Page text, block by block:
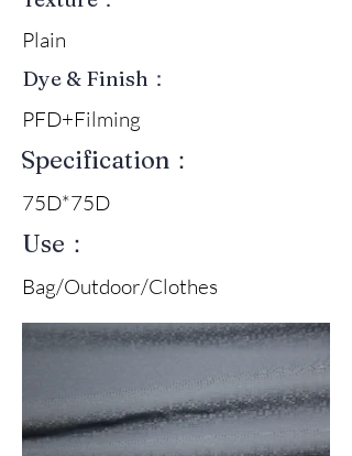
Plain
Dye & Finish：
PFD+Filming
Specification：
75D*75D
Use：
Bag/Outdoor/Clothes